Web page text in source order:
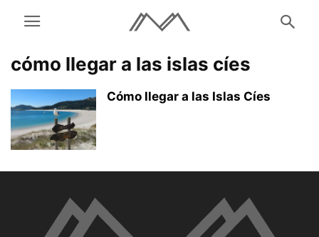
cómo llegar a las islas cíes
Cómo llegar a las Islas Cíes